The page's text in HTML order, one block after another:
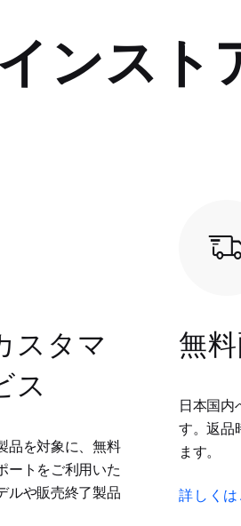
ンスト
スタマ
ス
品を対象に、無料
ートをご利用いた
ルや販売終了製品
無
日本国内
す。返品
ます。
詳しくは